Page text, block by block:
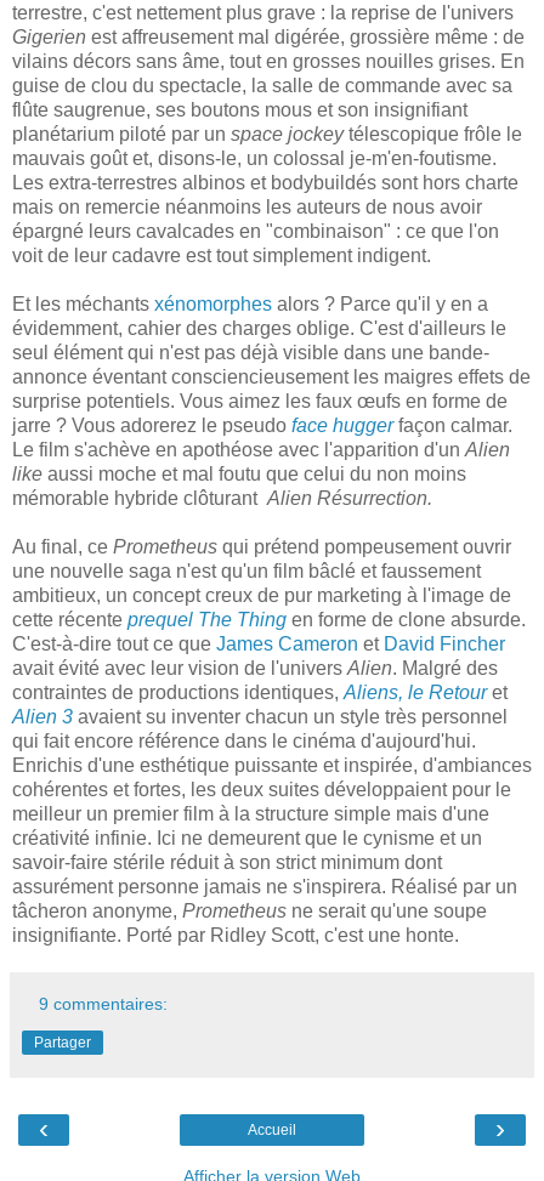
terrestre, c'est nettement plus grave : la reprise de l'univers
Gigerien est affreusement mal digérée, grossière même : de
vilains décors sans âme, tout en grosses nouilles grises. En
guise de clou du spectacle, la salle de commande avec sa
flûte saugrenue, ses boutons mous et son insignifiant
planétarium piloté par un space jockeytélescopique frôle le
mauvais goût et, disons-le, un colossal je-m'en-foutisme.
Les extra-terrestres albinos et bodybuildés sont hors charte
mais on remercie néanmoins les auteurs de nous avoir
épargné leurs cavalcades en "combinaison" : ce que l'on
voit de leur cadavre est tout simplement indigent.
Et les méchants xénomorphes alors ? Parce qu'il y en a
évidemment, cahier des charges oblige. C'est d'ailleurs le
seul élément qui n'est pas déjà visible dans une bande-
annonce éventant consciencieusement les maigres effets de
surprise potentiels. Vous aimez les faux œufs en forme de
jarre ? Vous adorerez le pseudo face huggerfaçon calmar.
Le film s'achève en apothéose avec l'apparition d'un Alien
like aussi moche et mal foutu que celui du non moins
mémorable hybride clôturant Alien Résurrection.
Au final, ce Prometheus qui prétend pompeusement ouvrir
une nouvelle saga n'est qu'un film bâclé et faussement
ambitieux, un concept creux de pur marketing à l'image de
cette récente prequel The Thing en forme de clone absurde.
C'est-à-dire tout ce que James Cameron et David Fincher
avait évité avec leur vision de l'univers Alien. Malgré des
contraintes de productions identiques, Aliens, le Retour et
Alien 3 avaient su inventer chacun un style très personnel
qui fait encore référence dans le cinéma d'aujourd'hui.
Enrichis d'une esthétique puissante et inspirée, d'ambiances
cohérentes et fortes, les deux suites développaient pour le
meilleur un premier film à la structure simple mais d'une
créativité infinie. Ici ne demeurent que le cynisme et un
savoir-faire stérile réduit à son strict minimum dont
assurément personne jamais ne s'inspirera. Réalisé par un
tâcheron anonyme, Prometheus ne serait qu'une soupe
insignifiante. Porté par Ridley Scott, c'est une honte.
9 commentaires:
Partager
‹ ›
Accueil
Afficher la version Web